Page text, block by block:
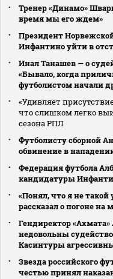
Тренер «Динамо»
время мы его ждем»
Президент
Инфантино уйти в
Инал Танашев — о
«Бывало, когда
футболистом начали
«Удивляет
что слишком легко
сезона РПЛ
Футболисту сборной
обвинение в
Федерация футбола
кандидатуры
«Понял, что я не
рассказал о погоне
Гендиректор
недовольны
Касинтуры
Звезда российского
честью принял